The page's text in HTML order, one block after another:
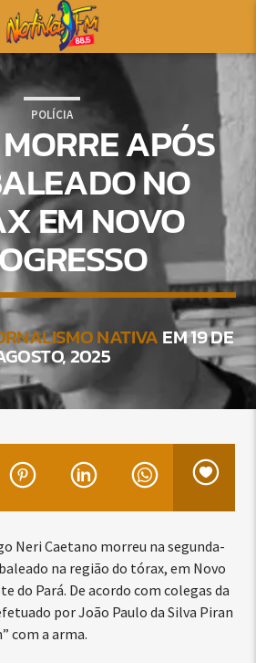
POLÍCIA
APÓS
NO
EM NOVO
NATIVAEM 19 DE
2025
Neri Caetano morreu na segunda-
na região do tórax, em Novo
do Pará. De acordo com colegas da
por João Paulo da Silva Piran
com a arma.